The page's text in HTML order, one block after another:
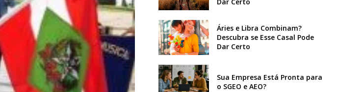
Dar Certo
Áries e Libra Combinam?
Descubra se Esse Casal Pode
Dar Certo
Sua Empresa Está Pronta para
o SGEO e AEO?